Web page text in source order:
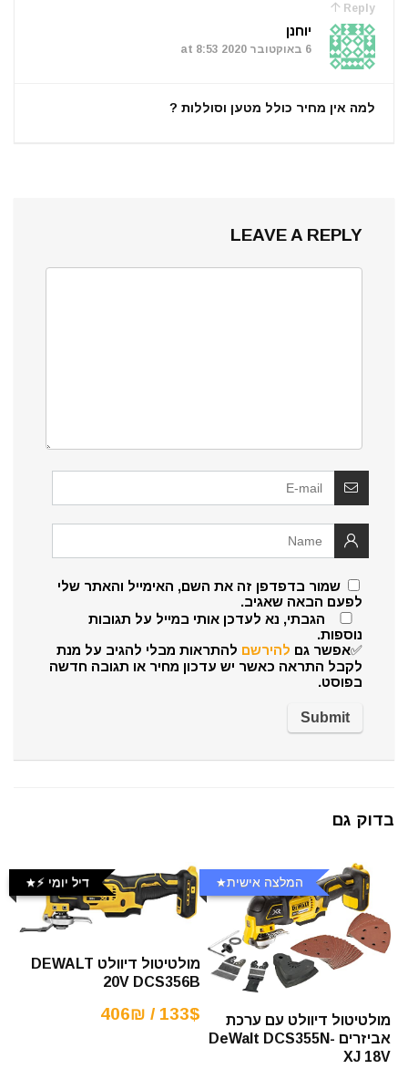
Reply
יוחנן
6 באוקטובר 2020 at 8:53
למה אין מחיר כולל מטען וסוללות ?
LEAVE A REPLY
שמור בדפדפן זה את השם, האימייל והאתר שלי
לפעם הבאה שאגיב.
הגבתי, נא לעדכן אותי במייל על תגובות
נוספות.
✅אפשר גם להירשם להתראות מבלי להגיב על מנת
לקבל התראה כאשר יש עדכון מחיר או תגובה חדשה
בפוסט.
בדוק גם
המלצה אישית
מולטיטול דיוולט עם ערכת
אביזרים DeWalt DCS355N-
XJ 18V
דיל יומי ⚡️
מולטיטול דיוולט DEWALT
20V DCS356B
133$ / 406₪